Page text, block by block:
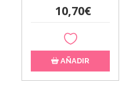
10,70€
AÑADIR